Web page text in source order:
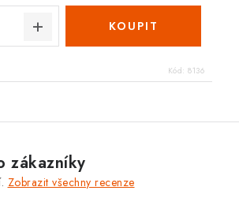
Kód: 8136
zákazníky
Zobrazit všechny recenze